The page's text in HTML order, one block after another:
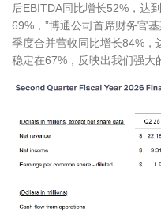
后EBITDA同比增长52%，达
69%，”博通公司首席财务官
季度合并营收同比增长84%，
稳定在67%，反映出我们强大